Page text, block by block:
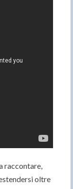
raccontare,
oltre